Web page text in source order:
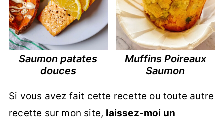
Saumon patates
douces
Muffins Poireaux
Saumon
Si vous avez fait cette recette ou toute autre
recette sur mon site, laissez-moi un